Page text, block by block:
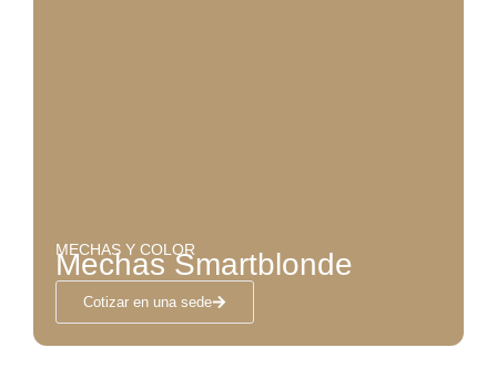
MECHAS Y COLOR
Mechas Smartblonde
Cotizar en una sede